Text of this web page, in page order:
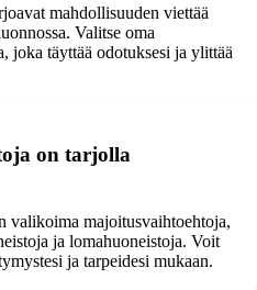
mahdollisuuden viettää
Valitse oma
joka täyttää odotuksesi ja ylittää
on tarjolla
valikoima majoitusvaihtoehtoja,
ja lomahuoneistoja. Voit
ja tarpeidesi mukaan.